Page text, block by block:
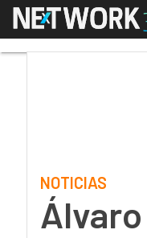
Menú
NOTICIAS